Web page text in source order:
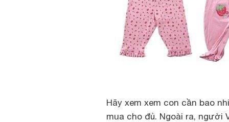
Hãy xem xem con cần bao
mua cho đủ. Ngoài ra, người